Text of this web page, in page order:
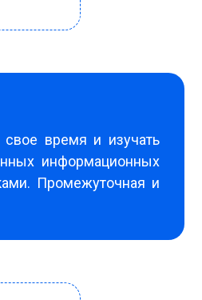
свое время и изучать
информационных
Промежуточная и